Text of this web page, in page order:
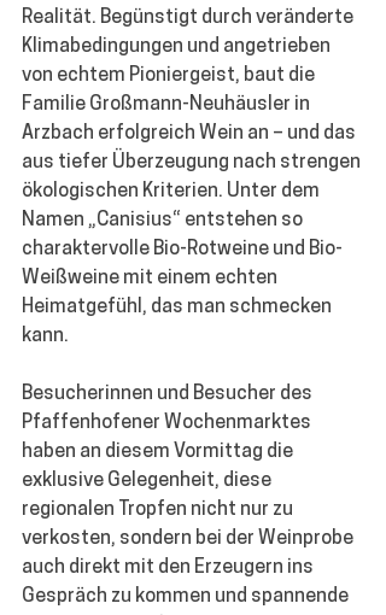
Realität. Begünstigt durch veränderte
Klimabedingungen und angetrieben
von echtem Pioniergeist, baut die
Familie Großmann-Neuhäusler in
Arzbach erfolgreich Wein an – und das
aus tiefer Überzeugung nach strengen
ökologischen Kriterien. Unter dem
Namen „Canisius“ entstehen so
charaktervolle Bio-Rotweine und Bio-
Weißweine mit einem echten
Heimatgefühl, das man schmecken
kann.
Besucherinnen und Besucher des
Pfaffenhofener Wochenmarktes
haben an diesem Vormittag die
exklusive Gelegenheit, diese
regionalen Tropfen nicht nur zu
verkosten, sondern bei der Weinprobe
auch direkt mit den Erzeugern ins
Gespräch zu kommen und spannende